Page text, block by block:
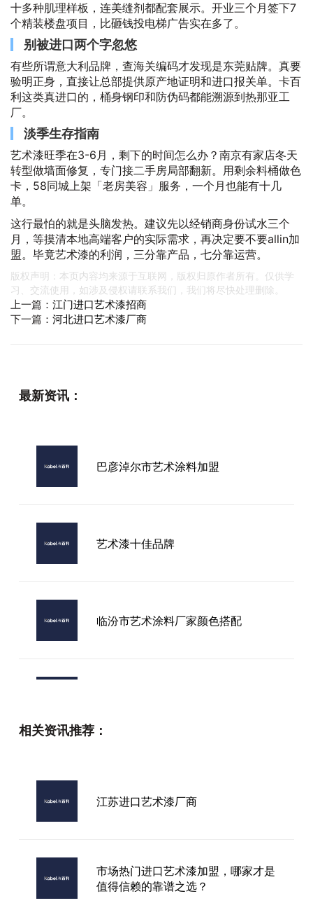
十多种肌理样板，连美缝剂都配套展示。开业三个月签下7
个精装楼盘项目，比砸钱投电梯广告实在多了。
别被进口两个字忽悠
有些所谓意大利品牌，查海关编码才发现是东莞贴牌。真要
验明正身，直接让总部提供原产地证明和进口报关单。卡百
利这类真进口的，桶身钢印和防伪码都能溯源到热那亚工
厂。
淡季生存指南
艺术漆旺季在3-6月，剩下的时间怎么办？南京有家店冬天
转型做墙面修复，专门接二手房局部翻新。用剩余料桶做色
卡，58同城上架「老房美容」服务，一个月也能有十几
单。
这行最怕的就是头脑发热。建议先以经销商身份试水三个
月，等摸清本地高端客户的实际需求，再决定要不要allin加
盟。毕竟艺术漆的利润，三分靠产品，七分靠运营。
版权声明：本页内容均来源于互联网，版权归原作者所有。仅供学
习、交流使用，如涉及侵权请联系我们，我们将尽快处理删除。
上一篇： 江门进口艺术漆招商
下一篇： 河北进口艺术漆厂商
最新资讯：
巴彦淖尔市艺术涂料加盟
艺术漆十佳品牌
临汾市艺术涂料厂家颜色搭配
相关资讯推荐：
江苏进口艺术漆厂商
市场热门进口艺术漆加盟，哪家才是
值得信赖的靠谱之选？